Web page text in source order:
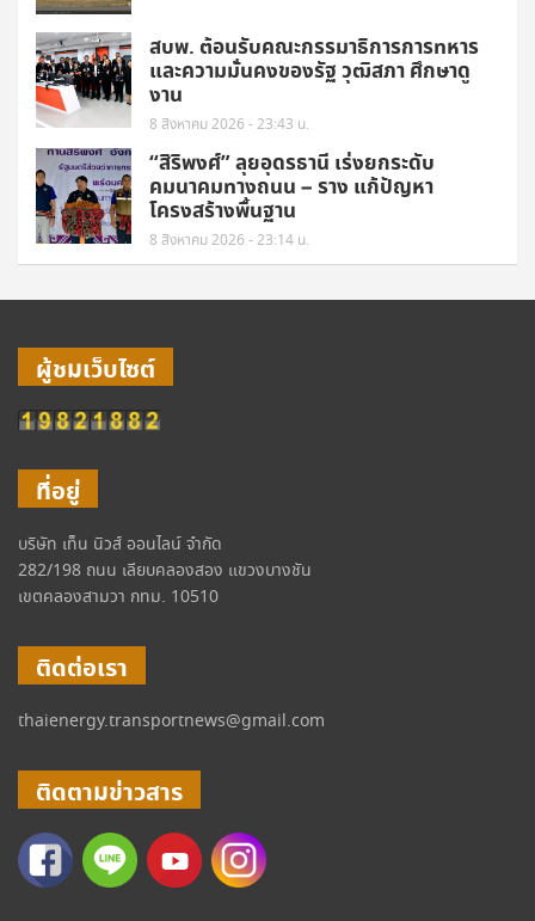
สบพ. ต้อนรับคณะกรรมาธิการการทหาร
และความมั่นคงของรัฐ วุฒิสภา ศึกษาดู
งาน
8 สิงหาคม 2026 - 23:43 น.
“สิริพงศ์” ลุยอุดรธานี เร่งยกระดับ
คมนาคมทางถนน – ราง แก้ปัญหา
โครงสร้างพื้นฐาน
8 สิงหาคม 2026 - 23:14 น.
ผู้ชมเว็บไซต์
ที่อยู่
บริษัท เท็น นิวส์ ออนไลน์ จำกัด
282/198 ถนน เลียบคลองสอง แขวงบางชัน
เขตคลองสามวา กทม. 10510
ติดต่อเรา
thaienergy.transportnews@gmail.com
ติดตามข่าวสาร